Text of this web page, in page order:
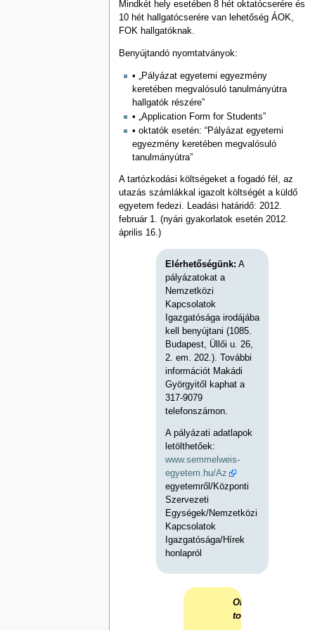
Mindkét hely esetében 8 hét oktatócserére és
10 hét hallgatócserére van lehetőség ÁOK,
FOK hallgatóknak.
Benyújtandó nyomtatványok:
• „Pályázat egyetemi egyezmény
keretében megvalósuló tanulmányútra
hallgatók részére”
• „Application Form for Students”
• oktatók esetén: “Pályázat egyetemi
egyezmény keretében megvalósuló
tanulmányútra”
A tartózkodási költségeket a fogadó fél, az
utazás számlákkal igazolt költségét a küldő
egyetem fedezi. Leadási határidő: 2012.
február 1. (nyári gyakorlatok esetén 2012.
április 16.)
Elérhetőségünk: A
pályázatokat a
Nemzetközi
Kapcsolatok
Igazgatósága irodájába
kell benyújtani (1085.
Budapest, Üllői u. 26,
2. em. 202.). További
információt Makádi
Györgyitől kaphat a
317-9079
telefonszámon.
A pályázati adatlapok
letölthetőek:
www.semmelweis-
egyetem.hu/Az
egyetemről/Központi
Szervezeti
Egységek/Nemzetközi
Kapcsolatok
Igazgatósága/Hírek
honlapról
Olvasd
tovább!